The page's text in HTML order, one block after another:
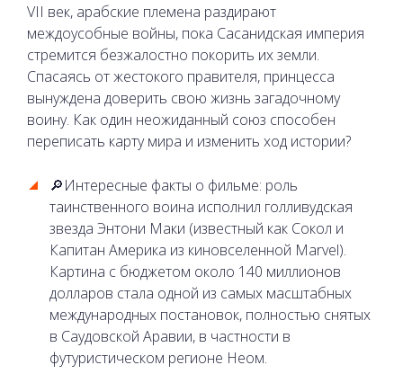
VII век, арабские племена раздирают
междоусобные войны, пока Сасанидская империя
стремится безжалостно покорить их земли.
Спасаясь от жестокого правителя, принцесса
вынуждена доверить свою жизнь загадочному
воину. Как один неожиданный союз способен
переписать карту мира и изменить ход истории?
🔎Интересные факты о фильме: роль
таинственного воина исполнил голливудская
звезда Энтони Маки (известный как Сокол и
Капитан Америка из киновселенной Marvel).
Картина с бюджетом около 140 миллионов
долларов стала одной из самых масштабных
международных постановок, полностью снятых
в Саудовской Аравии, в частности в
футуристическом регионе Неом.